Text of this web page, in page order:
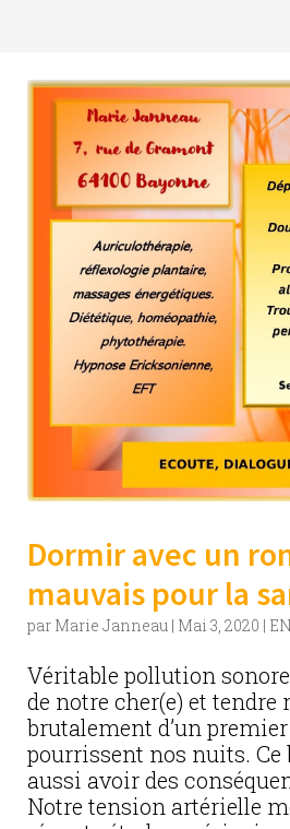
Dormir avec un
mauvais pour la
par Marie Janneau | Mai 3, 2020 |
Véritable pollution
de notre cher(e) et tendre
brutalement d’un
pourrissent nos nuits. Ce
aussi avoir des
Notre tension artérielle